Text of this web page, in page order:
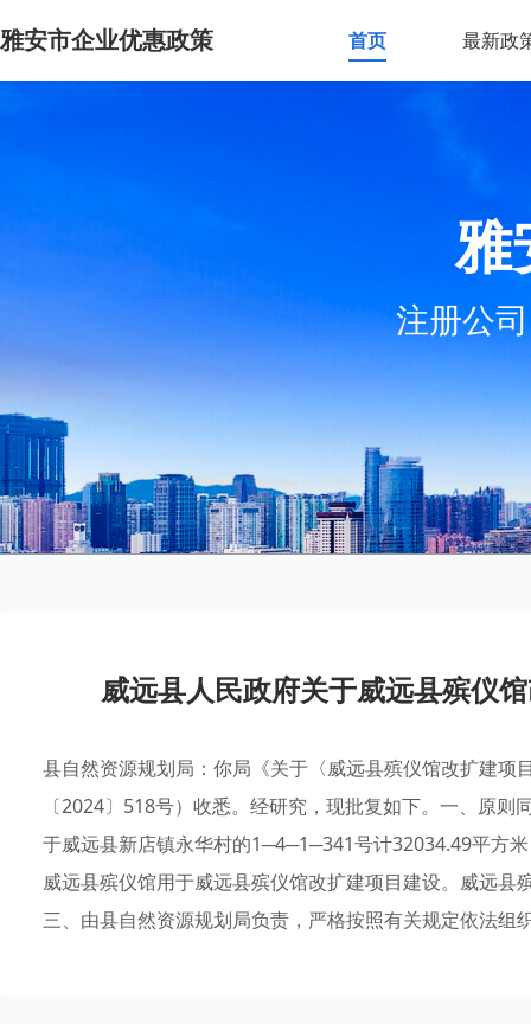
雅安市企业优惠政策 首页 最新政
雅
注册公
威远县人民政府关于威远县殡仪
县自然资源规划局：你局《关于〈威远县殡仪馆改扩建
〔2024〕518号）收悉。经研究，现批复如下。一、原
于威远县新店镇永华村的1─4─1─341号计32034.49平方
威远县殡仪馆用于威远县殡仪馆改扩建项目建设。威远
三、由县自然资源规划局负责，严格按照有关规定依法组